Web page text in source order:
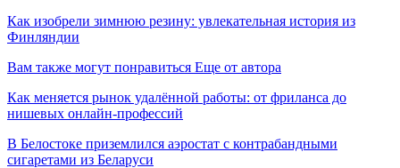
Как изобрели зимнюю резину: увлекательная история из
Финляндии
Вам также могут понравиться Еще от автора
Как меняется рынок удалённой работы: от фриланса до
нишевых онлайн-профессий
В Белостоке приземлился аэростат с контрабандными
сигаретами из Беларуси